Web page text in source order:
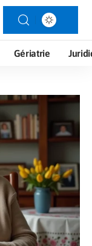
Gériatrie